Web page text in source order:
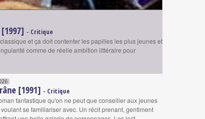
- Critique
et ça doit contenter les papilles les plus jeunes et
comme de réelle ambition littéraire pour
[1991] - Critique
fantastique qu'on ne peut que conseiller aux jeunes
se familiariser avec. Un récit prenant, gentiment